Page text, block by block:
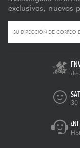
exclusivas, nuevos
30